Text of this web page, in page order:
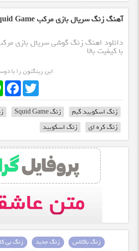
آهنگ زنگ سریال بازی مرکب Squid Game اصلی
با کیفیت بالا
این رینگتون را با
Twitter
زنگ اسکویید گیم زنگ Squid Game
زنگ کره ای
زنگ اسکویید
زنگ باکلاس زنگ جدید زنگ بی